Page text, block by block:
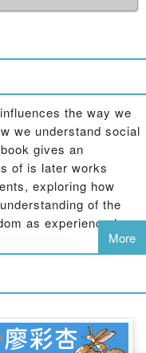
the way we
we understand social
gives an
of is later works
exploring how
of the
as experienced
the body, identity
sport and exercise
forces surrounding them,
More